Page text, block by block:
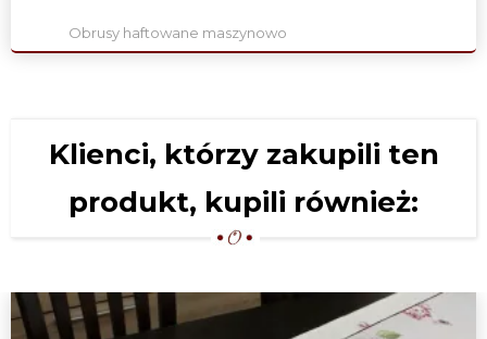
Obrusy haftowane maszynowo
Klienci, którzy zakupili ten
produkt, kupili również: